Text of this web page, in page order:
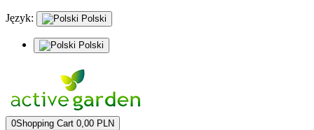
Język: Polski
Polski
0Shopping Cart 0,00 PLN